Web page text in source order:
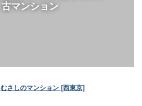
古マンション
むさしのマンション [西東京]